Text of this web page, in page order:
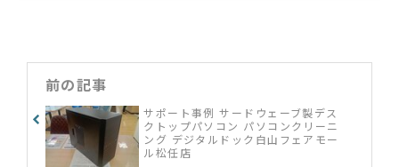
前の記事
サポート事例 サードウェーブ製デス
クトップパソコン パソコンクリーニ
ング デジタルドック白山フェアモー
ル松任店